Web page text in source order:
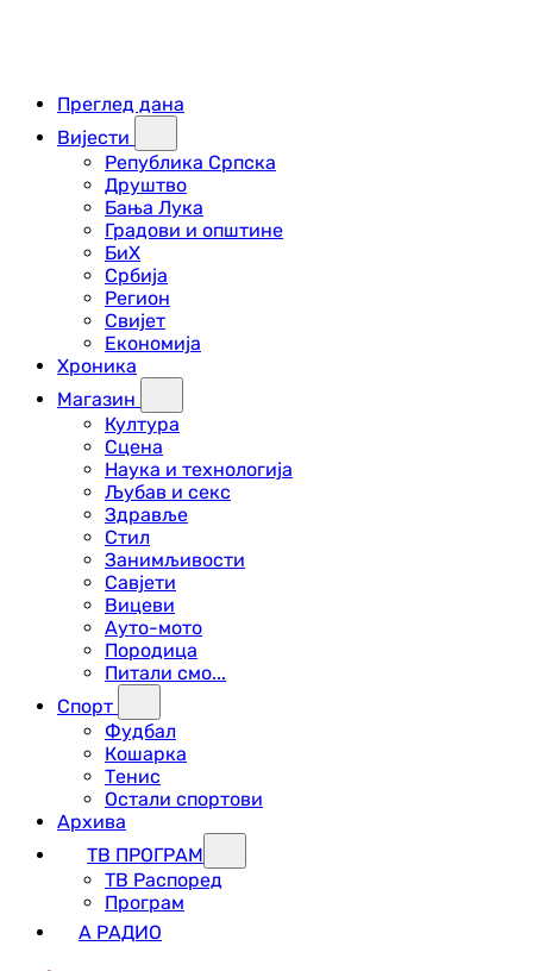
Преглед дана
Вијести
Република Српска
Друштво
Бања Лука
Градови и општине
БиХ
Србија
Регион
Свијет
Економија
Хроника
Магазин
Култура
Сцена
Наука и технологија
Љубав и секс
Здравље
Стил
Занимљивости
Савјети
Вицеви
Ауто-мото
Породица
Питали смо...
Спорт
Фудбал
Кошарка
Тенис
Остали спортови
Архива
ТВ ПРОГРАМ
ТВ Распоред
Програм
А РАДИО